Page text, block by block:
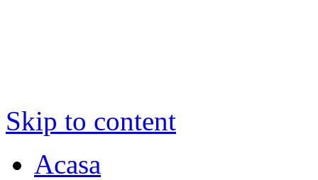
Skip to content
Acasa